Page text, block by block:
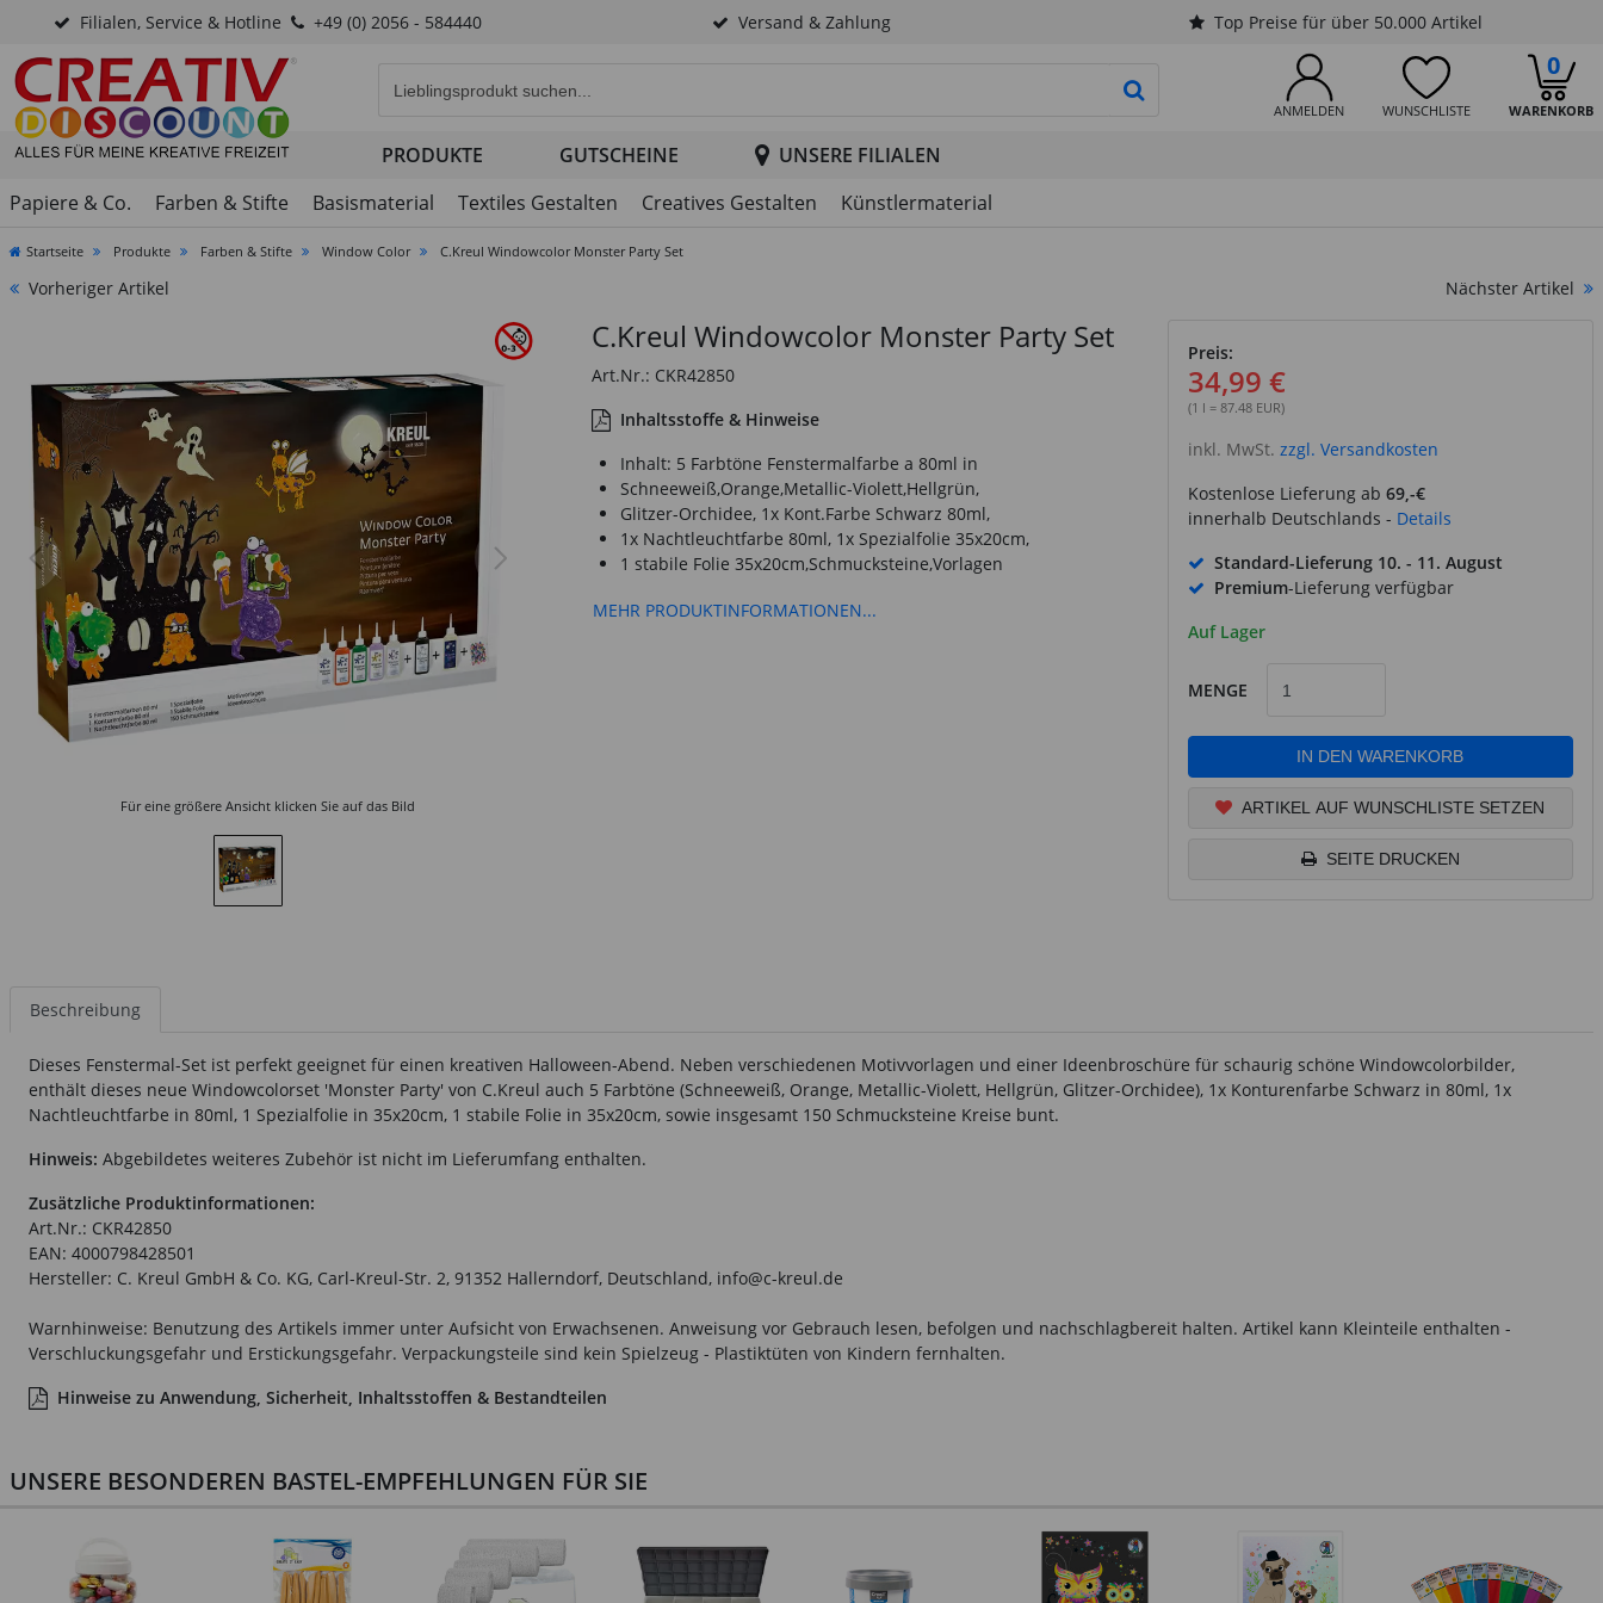
Filialen, Service & Hotline +49 (0) 2056 - 584440 Versand & Zahlung Top Preise für über 50.000 Artikel
ANMELDEN WUNSCHLISTE WARENKORB
0
PRODUKTSUCHE STARTEN
PRODUKTE GUTSCHEINE
UNSERE FILIALEN
Papiere & Co.
Farben & Stifte Basismaterial Textiles Gestalten Creatives Gestalten Künstlermaterial
Startseite Produkte Farben & Stifte Window Color C.Kreul Windowcolor Monster Party Set
Vorheriger Artikel Nächster Artikel
Für eine größere Ansicht klicken Sie auf das Bild
C.Kreul Windowcolor Monster Party Set
Art.Nr.: CKR42850
Inhaltsstoffe & Hinweise
Inhalt: 5 Farbtöne Fenstermalfarbe a 80ml in
Schneeweiß,Orange,Metallic-Violett,Hellgrün,
Glitzer-Orchidee, 1x Kont.Farbe Schwarz 80ml,
1x Nachtleuchtfarbe 80ml, 1x Spezialfolie 35x20cm,
1 stabile Folie 35x20cm,Schmucksteine,Vorlagen
MEHR PRODUKTINFORMATIONEN...
Preis:
34,99 €
(1 l = 87.48 EUR)
inkl. MwSt. zzgl. Versandkosten
Kostenlose Lieferung ab 69,-€
innerhalb Deutschlands - Details
Standard-Lieferung 10. - 11. August
Premium-Lieferung verfügbar
Auf Lager
MENGE
IN DEN WARENKORB
ARTIKEL AUF WUNSCHLISTE SETZEN
SEITE DRUCKEN
Beschreibung
Dieses Fenstermal-Set ist perfekt geeignet für einen kreativen Halloween-Abend. Neben verschiedenen Motivvorlagen und einer Ideenbroschüre für schaurig schöne Windowcolorbilder,
enthält dieses neue Windowcolorset 'Monster Party' von C.Kreul auch 5 Farbtöne (Schneeweiß, Orange, Metallic-Violett, Hellgrün, Glitzer-Orchidee), 1x Konturenfarbe Schwarz in 80ml, 1x
Nachtleuchtfarbe in 80ml, 1 Spezialfolie in 35x20cm, 1 stabile Folie in 35x20cm, sowie insgesamt 150 Schmucksteine Kreise bunt.
Hinweis: Abgebildetes weiteres Zubehör ist nicht im Lieferumfang enthalten.
Zusätzliche Produktinformationen:
Art.Nr.: CKR42850
EAN: 4000798428501
Hersteller: C. Kreul GmbH & Co. KG, Carl-Kreul-Str. 2, 91352 Hallerndorf, Deutschland, info@c-kreul.de
Warnhinweise: Benutzung des Artikels immer unter Aufsicht von Erwachsenen. Anweisung vor Gebrauch lesen, befolgen und nachschlagbereit halten. Artikel kann Kleinteile enthalten -
Verschluckungsgefahr und Erstickungsgefahr. Verpackungsteile sind kein Spielzeug - Plastiktüten von Kindern fernhalten.
Hinweise zu Anwendung, Sicherheit, Inhaltsstoffen & Bestandteilen
UNSERE BESONDEREN BASTEL-EMPFEHLUNGEN FÜR SIE